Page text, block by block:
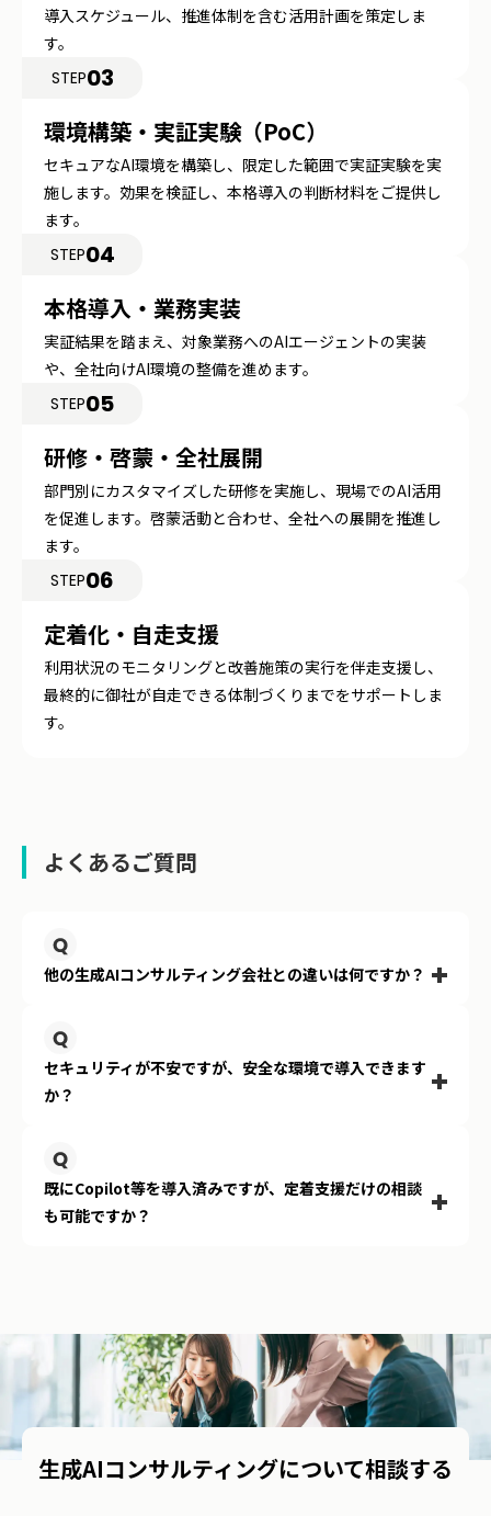
導入スケジュール、推進体制を含む活用計画を策定しま
す。
STEP03
環境構築・実証実験（PoC）
セキュアなAI環境を構築し、限定した範囲で実証実験を実
施します。効果を検証し、本格導入の判断材料をご提供し
ます。
STEP04
本格導入・業務実装
実証結果を踏まえ、対象業務へのAIエージェントの実装
や、全社向けAI環境の整備を進めます。
STEP05
研修・啓蒙・全社展開
部門別にカスタマイズした研修を実施し、現場でのAI活用
を促進します。啓蒙活動と合わせ、全社への展開を推進し
ます。
STEP06
定着化・自走支援
利用状況のモニタリングと改善施策の実行を伴走支援し、
最終的に御社が自走できる体制づくりまでをサポートしま
す。
よくあるご質問
他の生成AIコンサルティング会社との違いは何ですか？
着支援」が強みです。技術の導入だけでなく、現場での利
用率向上まで責任をもってご支援します。
セキュリティが不安ですが、安全な環境で導入できます
か？
います。入力データが外部の学習に利用されないセキュア
な環境での構築や、ガイドライン策定などのガバナンス設
計もあわせてご支援いたします。
既にCopilot等を導入済みですが、定着支援だけの相談
も可能ですか？
ており、部門別のカスタマイズ研修や現場サポート、AI推
進事務局の立ち上げなど、導入済みツールを現場で活用す
るための定着化プログラムをご用意しています。
生成AIコンサルティングについて相談する